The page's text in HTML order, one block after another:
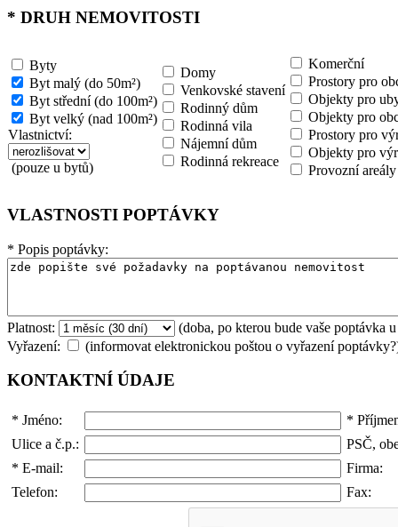
* DRUH NEMOVITOSTI
Byty
Byt malý (do 50m²)
Byt střední (do 100m²)
Byt velký (nad 100m²)
Vlastnictví:
(pouze u bytů)
Domy
Venkovské stavení
Rodinný dům
Rodinná vila
Nájemní dům
Rodinná rekreace
Komerční
Prostory pro
Objekty pro
Objekty pro
Prostory pro
Objekty pro
Provozní areály
VLASTNOSTI POPTÁVKY
* Popis poptávky:
Platnost:
(doba, po kterou bude vaše poptávka
Vyřazení:
(informovat elektronickou poštou o vyřazení
KONTAKTNÍ ÚDAJE
* Jméno: *
Ulice a č.p.:
PSČ,
* E-mail:
Firma:
Telefon:
Fax: